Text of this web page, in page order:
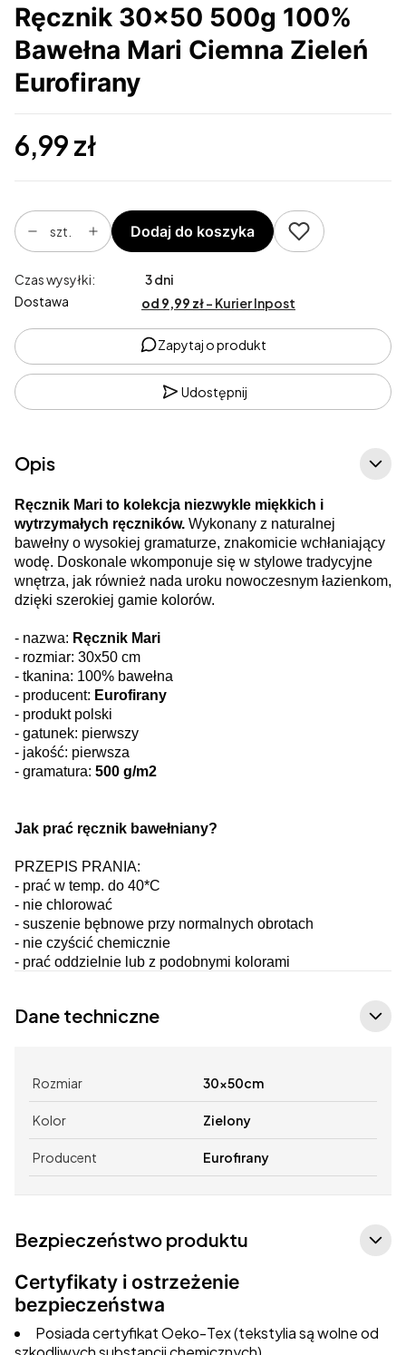
Ręcznik 30x50 500g 100%
Bawełna Mari Ciemna Zieleń
Eurofirany
Cena
6,99 zł
szt. Dodaj do koszyka
Czas wysyłki:
3 dni
Dostawa
od 9,99 zł- Kurier Inpost
Zapytaj o produkt
Udostępnij
Opis
Ręcznik Mari to kolekcja niezwykle miękkich i
wytrzymałych ręczników. Wykonany z naturalnej
bawełny o wysokiej gramaturze, znakomicie wchłaniający
wodę. Doskonale wkomponuje się w stylowe tradycyjne
wnętrza, jak również nada uroku nowoczesnym łazienkom,
dzięki szerokiej gamie kolorów.
- nazwa: Ręcznik Mari
- rozmiar: 30x50 cm
- tkanina: 100% bawełna
- producent: Eurofirany
- produkt polski
- gatunek: pierwszy
- jakość: pierwsza
- gramatura: 500 g/m2
Jak prać ręcznik bawełniany?
PRZEPIS PRANIA:
- prać w temp. do 40*C
- nie chlorować
- suszenie bębnowe przy normalnych obrotach
- nie czyścić chemicznie
- prać oddzielnie lub z podobnymi kolorami
Dane techniczne
Rozmiar 30x50cm
Kolor Zielony
Producent Eurofirany
Bezpieczeństwo produktu
Certyfikaty i ostrzeżenie
bezpieczeństwa
Posiada certyfikat Oeko-Tex (tekstylia są wolne od